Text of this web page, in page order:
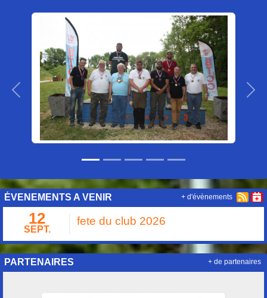
Précedent
ÉVENEMENTS A VENIR
12
SEPT.
fete du club 2026
+ d'évènements
PARTENAIRES + de partenaires